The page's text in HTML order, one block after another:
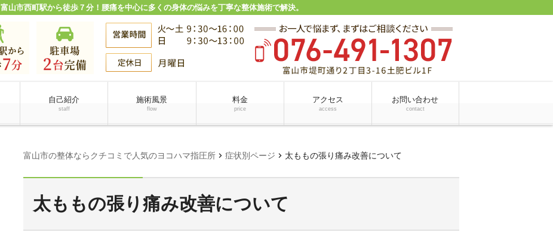
富山市西町駅から徒歩７分！腰痛を中心に多くの身体の悩みを丁寧な整体施術で解決。
自己紹介
staff
施術風景
flow
料金
price
アクセス
access
お問い合わせ
contact
富山市の整体ならクチコミで人気のヨコハマ指圧所 chevron_right 症状別ページ chevron_right 太ももの張り痛み改善について
太ももの張り痛み改善について